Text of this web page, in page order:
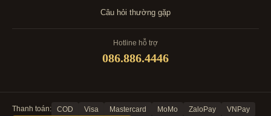
Câu hỏi thường gặp
Hotline hỗ trợ
086.886.4446
Thanh toán: COD Visa Mastercard MoMo ZaloPay VNPay